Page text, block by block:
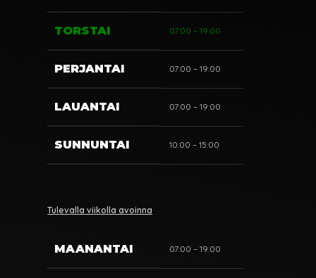
TORSTAI 07:00 – 19:00
PERJANTAI 07:00 – 19:00
LAUANTAI 07:00 – 19:00
SUNNUNTAI 10:00 – 15:00
Tulevalla viikolla avoinna
MAANANTAI 07:00 – 19:00